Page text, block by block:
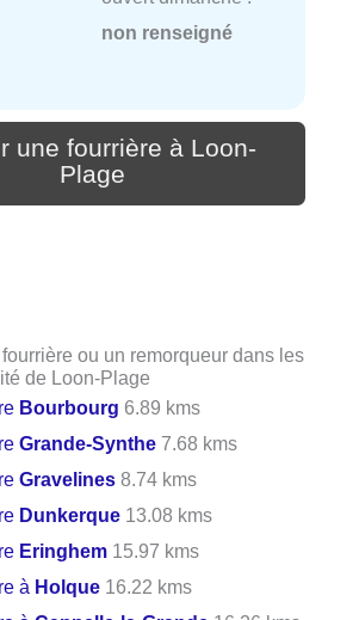
non renseigné
une fourrière à Loon-
Plage
ou un remorqueur dans les
de Loon-Plage
Bourbourg 6.89 kms
Grande-Synthe 7.68 kms
Gravelines 8.74 kms
Dunkerque 13.08 kms
Eringhem 15.97 kms
à Holque 16.22 kms